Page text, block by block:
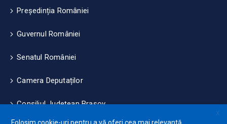
Președinția României
Guvernul României
Senatul României
Camera Deputaților
Consiliul Județean Brașov
X